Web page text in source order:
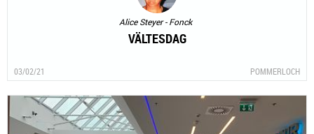
Alice Steyer - Fonck
VÄLTESDAG
03/02/21 POMMERLOCH